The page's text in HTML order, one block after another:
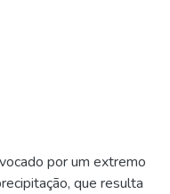
por um extremo
que resulta